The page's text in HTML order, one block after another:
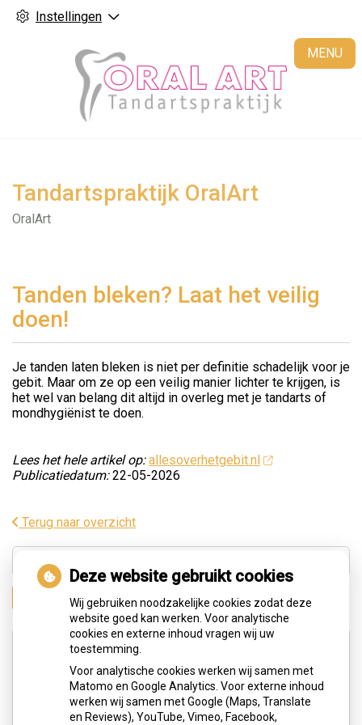
Instellingen
MENU
Tandartspraktijk OralArt
OralArt
Tanden bleken? Laat het veilig
doen!
Je tanden laten bleken is niet per definitie schadelijk voor je
gebit. Maar om ze op een veilig manier lichter te krijgen, is
het wel van belang dit altijd in overleg met je tandarts of
mondhygiënist te doen.
Lees het hele artikel op: allesoverhetgebit.nl
Publicatiedatum:22-05-2026
Terug naar overzicht
Zoeken
Adresgegevens
Hengelolaan 183c
2545 JG Den Haag
Deze website gebruikt cookies
Wij gebruiken noodzakelijke cookies zodat deze
website goed kan werken. Voor analytische
cookies en externe inhoud vragen wij uw
toestemming.
Voor analytische cookies werken wij samen met
Matomo en Google Analytics. Voor externe inhoud
werken wij samen met Google (Maps, Translate
en Reviews), YouTube, Vimeo, Facebook,